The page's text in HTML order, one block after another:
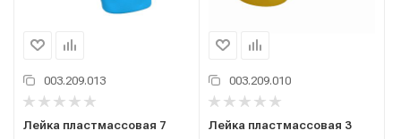
003.209.013
Лейка пластмассовая 7
003.209.010
Лейка пластмассовая 3